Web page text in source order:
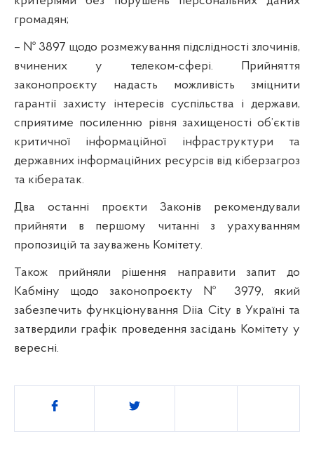
громадян;
– № 3897 щодо розмежування підслідності злочинів,
вчинених у телеком-сфері. Прийняття
законопроєкту надасть можливість зміцнити
гарантії захисту інтересів суспільства і держави,
сприятиме посиленню рівня захищеності об’єктів
критичної інформаційної інфраструктури та
державних інформаційних ресурсів від кіберзагроз
та кібератак.
Два останні проєкти Законів рекомендували
прийняти в першому читанні з урахуванням
пропозицій та зауважень Комітету.
Також прийняли рішення направити запит до
Кабміну щодо законопроєкту № 3979, який
забезпечить функціонування Diia City в Україні та
затвердили графік проведення засідань Комітету у
вересні.
Поділитись